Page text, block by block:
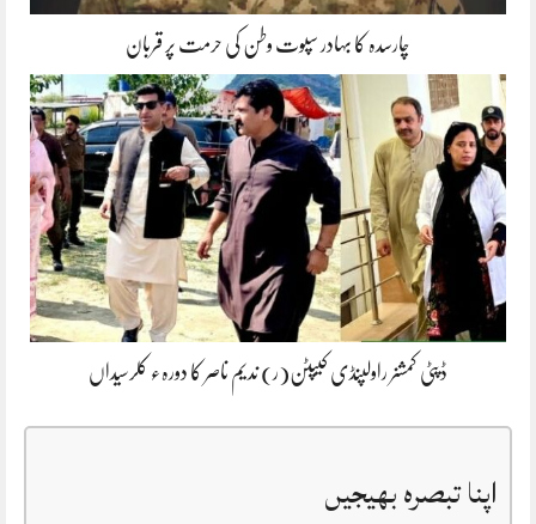
چارسدہ کا بہادر سپوت وطن کی حرمت پر قربان
ڈپٹی کمشنر راولپنڈی کیپٹن(ر) ندیم ناصر کا دورہء کلرسیداں
اپنا تبصرہ بھیجیں